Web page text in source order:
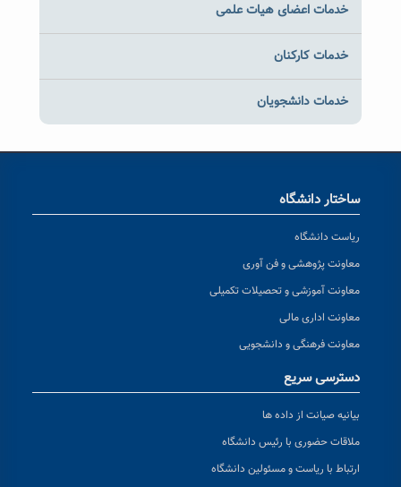
خدمات اعضای هیات علمی
خدمات کارکنان
خدمات دانشجویان
ساختار دانشگاه
ریاست دانشگاه
معاونت پژوهشی و فن آوری
معاونت آموزشی و تحصیلات تکمیلی
معاونت اداری مالی
معاونت فرهنگی و دانشجویی
دسترسی سریع
بیانیه صیانت از داده ها
ملاقات حضوری با رئیس دانشگاه
ارتباط با ریاست و مسئولین دانشگاه